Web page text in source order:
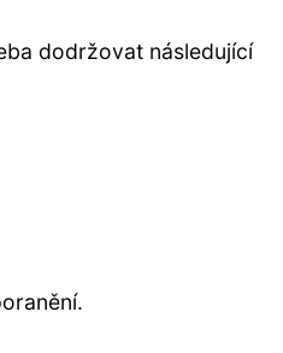
dodržovat následující